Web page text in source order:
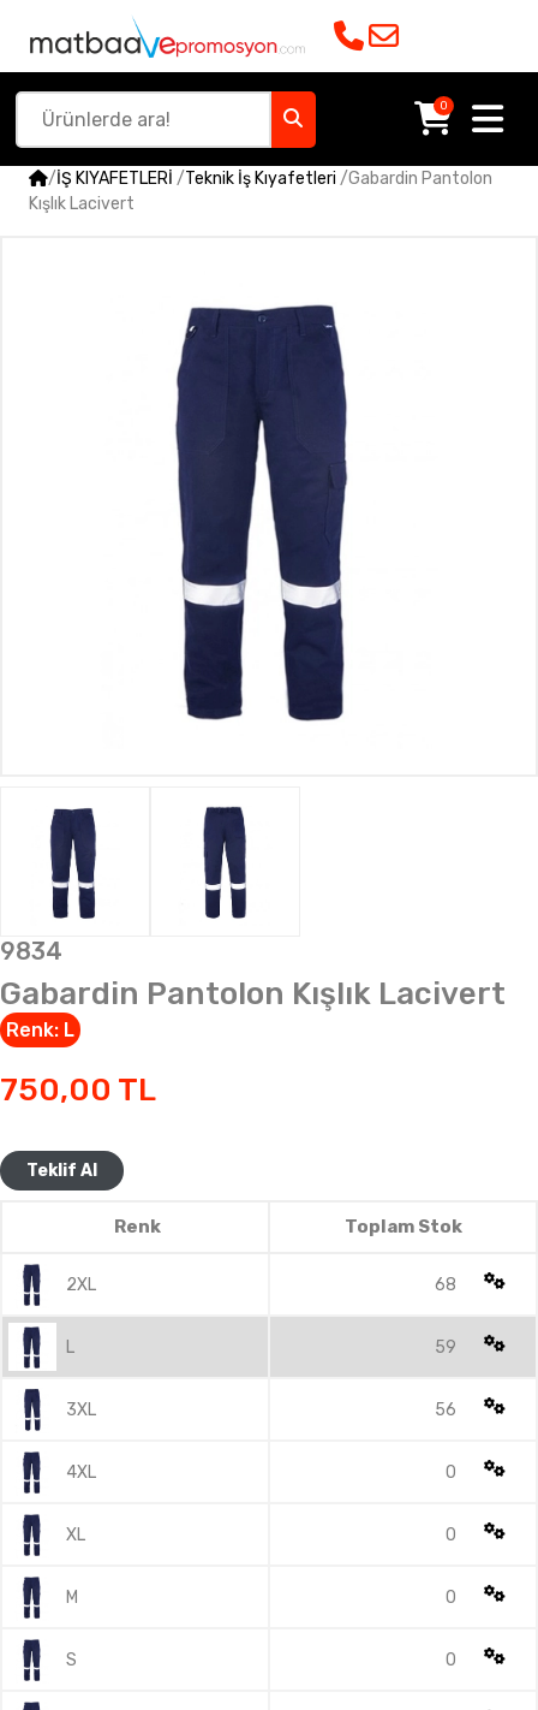
0
/İŞ KIYAFETLERİ /Teknik İş Kıyafetleri /Gabardin Pantolon
Kışlık Lacivert
9834
Gabardin Pantolon Kışlık Lacivert
Renk: L
750,00 TL
Teklif Al
Renk Toplam Stok
2XL 68
L 59
3XL 56
4XL 0
XL 0
M 0
S 0